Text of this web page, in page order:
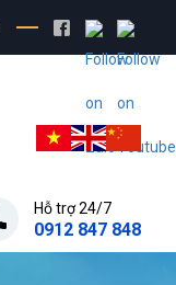
Hỗ trợ 24/7
0912 847 848